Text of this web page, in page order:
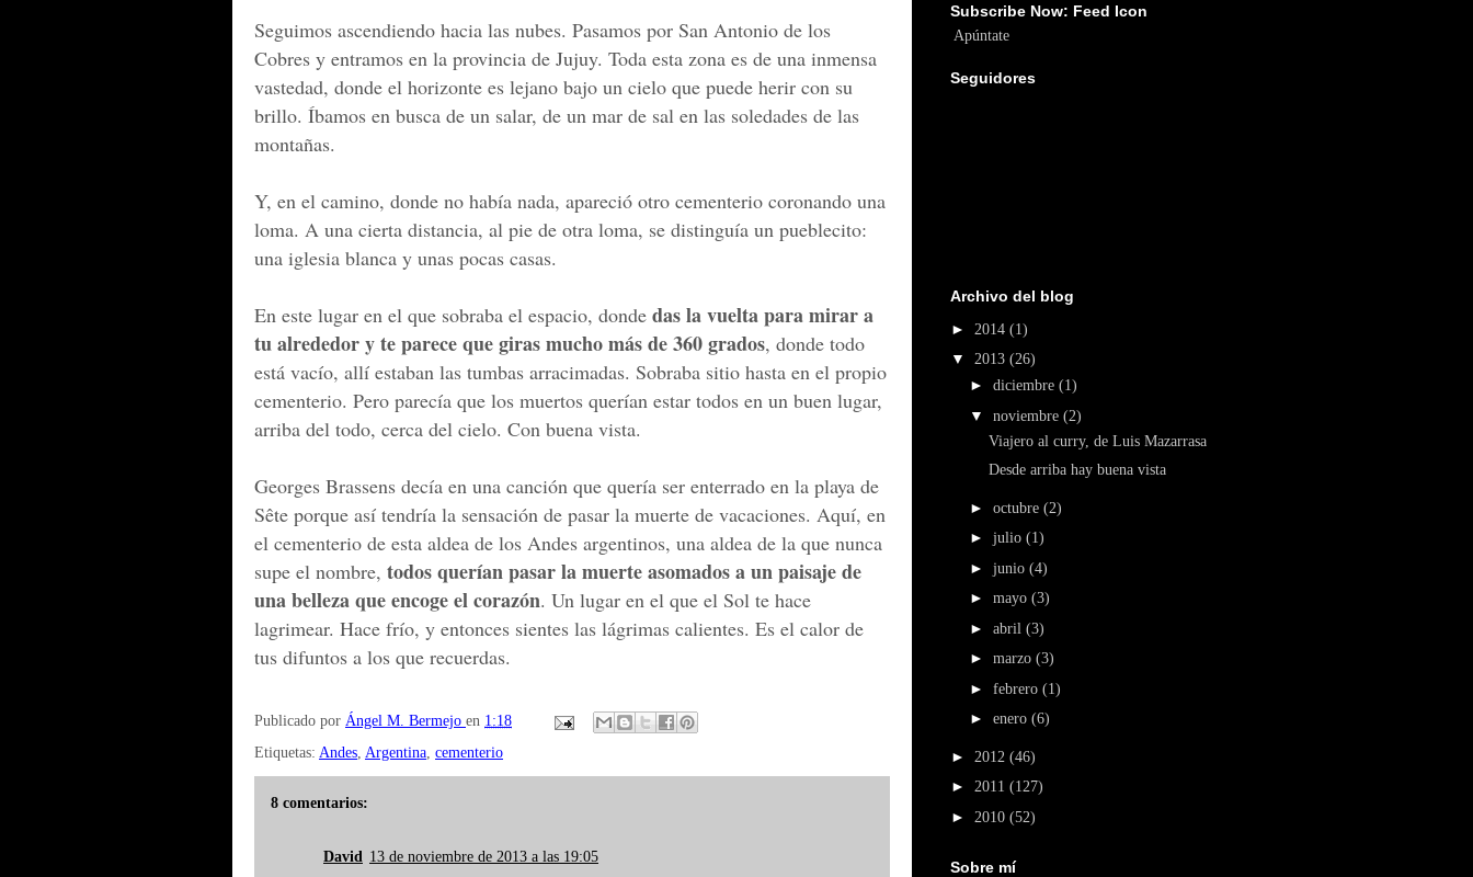
Seguimos ascendiendo hacia las nubes. Pasamos por San Antonio de los
Cobres y entramos en la provincia de Jujuy. Toda esta zona es de una inmensa
vastedad, donde el horizonte es lejano bajo un cielo que puede herir con su
brillo. Íbamos en busca de un salar, de un mar de sal en las soledades de las
montañas.
Y, en el camino, donde no había nada, apareció otro cementerio coronando una
loma. A una cierta distancia, al pie de otra loma, se distinguía un pueblecito:
una iglesia blanca y unas pocas casas.
En este lugar en el que sobraba el espacio, donde das la vuelta para mirar a
tu alrededor y te parece que giras mucho más de 360 grados, donde todo
está vacío, allí estaban las tumbas arracimadas. Sobraba sitio hasta en el propio
cementerio. Pero parecía que los muertos querían estar todos en un buen lugar,
arriba del todo, cerca del cielo. Con buena vista.
Georges Brassens decía en una canción que quería ser enterrado en la playa de
Sête porque así tendría la sensación de pasar la muerte de vacaciones. Aquí, en
el cementerio de esta aldea de los Andes argentinos, una aldea de la que nunca
supe el nombre, todos querían pasar la muerte asomados a un paisaje de
una belleza que encoge el corazón. Un lugar en el que el Sol te hace
lagrimear. Hace frío, y entonces sientes las lágrimas calientes. Es el calor de
tus difuntos a los que recuerdas.
Publicado por Ángel M. Bermejo en 1:18
Etiquetas: Andes, Argentina, cementerio
8 comentarios:
David 13 de noviembre de 2013 a las 19:05
Subscribe Now: Feed Icon
Apúntate
Seguidores
Archivo del blog
► 2014 (1)
▼ 2013 (26)
► diciembre (1)
▼ noviembre (2)
Viajero al curry, de Luis Mazarrasa
Desde arriba hay buena vista
► octubre (2)
► julio (1)
► junio (4)
► mayo (3)
► abril (3)
► marzo (3)
► febrero (1)
► enero (6)
► 2012 (46)
► 2011 (127)
► 2010 (52)
Sobre mí